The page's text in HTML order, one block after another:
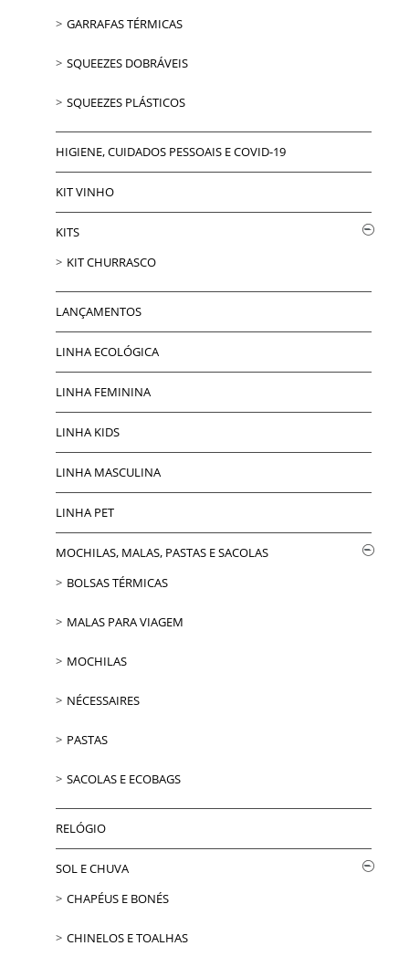
GARRAFAS TÉRMICAS
SQUEEZES DOBRÁVEIS
SQUEEZES PLÁSTICOS
HIGIENE, CUIDADOS PESSOAIS E COVID-19
KIT VINHO
KITS
KIT CHURRASCO
LANÇAMENTOS
LINHA ECOLÓGICA
LINHA FEMININA
LINHA KIDS
LINHA MASCULINA
LINHA PET
MOCHILAS, MALAS, PASTAS E SACOLAS
BOLSAS TÉRMICAS
MALAS PARA VIAGEM
MOCHILAS
NÉCESSAIRES
PASTAS
SACOLAS E ECOBAGS
RELÓGIO
SOL E CHUVA
CHAPÉUS E BONÉS
CHINELOS E TOALHAS